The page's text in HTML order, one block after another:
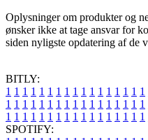
Oplysninger om produkter og
ønsker ikke at tage ansvar for
siden nyligste opdatering af de
BITLY:
1 1 1 1 1 1 1 1 1 1 1 1 1 1 1 1 1
1 1 1 1 1 1 1 1 1 1 1 1 1 1 1 1 1
1 1 1 1 1 1 1 1 1 1 1 1 1 1 1 1 1
SPOTIFY: